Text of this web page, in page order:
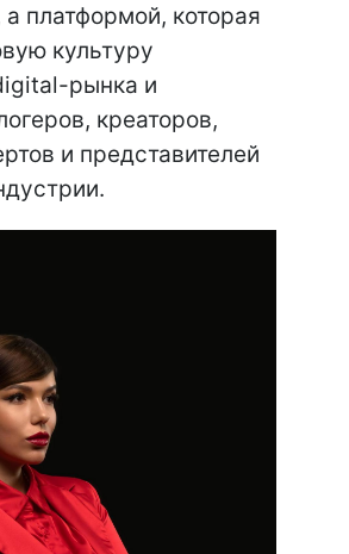
платформой, которая
культуру
рынка и
креаторов,
и представителей